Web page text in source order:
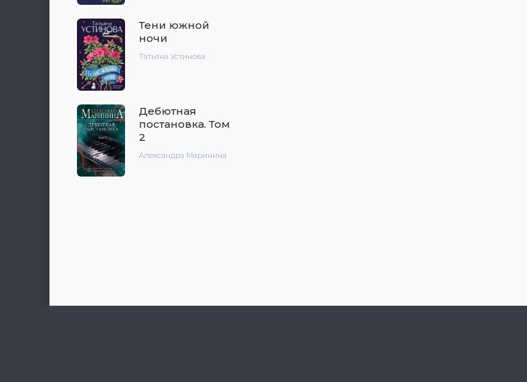
Тени южной
ночи
Татьяна Устинова
Дебютная
постановка. Том
2
Александра Маринина